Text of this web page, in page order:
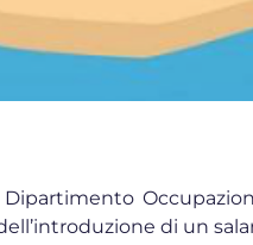
di un